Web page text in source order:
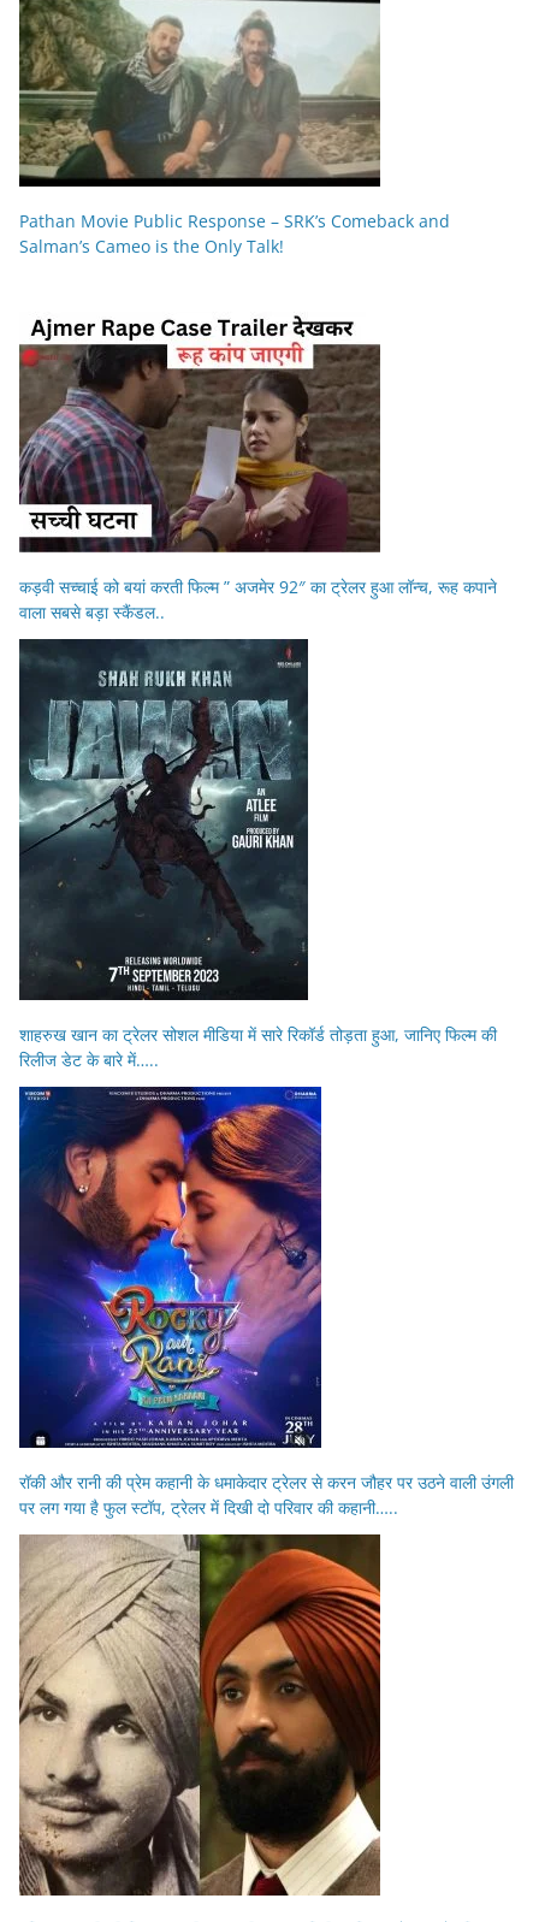
Pathan Movie Public Response – SRK’s Comeback and
Salman’s Cameo is the Only Talk!
कड़वी सच्चाई को बयां करती फिल्म ” अजमेर 92″ का ट्रेलर हुआ लॉन्च, रूह कपाने
वाला सबसे बड़ा स्कैंडल..
शाहरुख खान का ट्रेलर सोशल मीडिया में सारे रिकॉर्ड तोड़ता हुआ, जानिए फिल्म की
रिलीज डेट के बारे में…..
रॉकी और रानी की प्रेम कहानी के धमाकेदार ट्रेलर से करन जौहर पर उठने वाली उंगली
पर लग गया है फुल स्टॉप, ट्रेलर में दिखी दो परिवार की कहानी…..